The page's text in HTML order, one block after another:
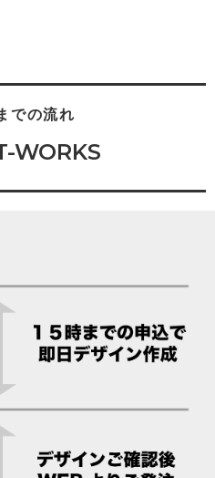
での流れ
WORKS